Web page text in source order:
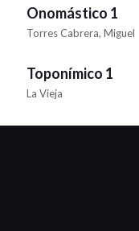
Onomástico 1
Torres Cabrera, Miguel
Toponímico 1
La Vieja